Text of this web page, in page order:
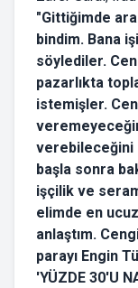
"Gittiğimde
bindim. Bana
söylediler.
pazarlıkta
istemişler.
verebileceğini
başla sonra
işçilik ve
elimde en
anlaştım.
parayı Engin
'YÜZDE 30'U